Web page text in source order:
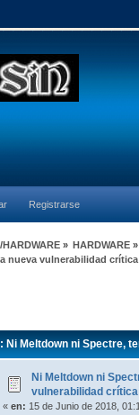
Registrarse
» HARDWARE»
nueva vulnerabilidad
Ni Meltdown ni Spectre,
Ni Meltdown ni
vulnerabilidad
« en: 15 de Junio de 2018,